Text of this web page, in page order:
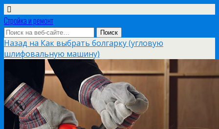
Стройка и ремонт
Назад на Как выбрать болгарку (угловую
шлифовальную машину)